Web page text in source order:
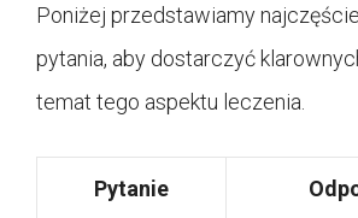
Poniżej przedstawiamy
pytania, aby dostarczyć
temat tego aspektu leczenia.
Pytanie